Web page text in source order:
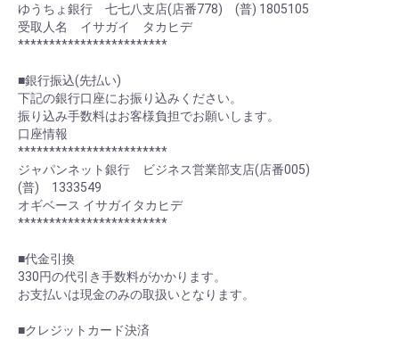
ゆうちょ銀行 七七八支店(店番778) (普) 1805105
受取人名 イサガイ タカヒデ
************************
■銀行振込(先払い)
下記の銀行口座にお振り込みください。
振り込み手数料はお客様負担でお願いします。
口座情報
************************
ジャパンネット銀行 ビジネス営業部支店(店番005)
(普) 1333549
オギベース イサガイタカヒデ
************************
■代金引換
330円の代引き手数料がかかります。
お支払いは現金のみの取扱いとなります。
■クレジットカード決済